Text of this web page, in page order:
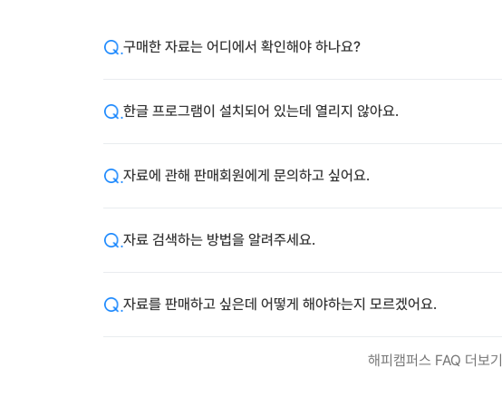
구매한 자료는 어디에서 확인해야 하나요?
한글 프로그램이 설치되어 있는데 열리지 않아요.
자료에 관해 판매회원에게 문의하고 싶어요.
자료 검색하는 방법을 알려주세요.
자료를 판매하고 싶은데 어떻게 해야하는지 모르겠어요.
해피캠퍼스 FAQ 더보기